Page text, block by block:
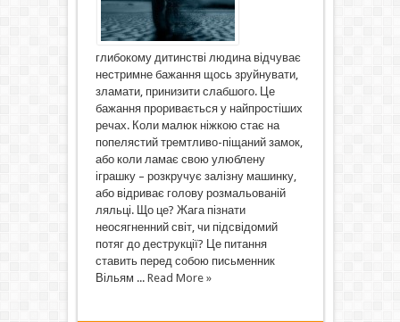
глибокому дитинстві людина відчуває
нестримне бажання щось зруйнувати,
зламати, принизити слабшого. Це
бажання проривається у найпростіших
речах. Коли малюк ніжкою стає на
попелястий тремтливо-піщаний замок,
або коли ламає свою улюблену
іграшку – розкручує залізну машинку,
або відриває голову розмальованій
ляльці. Що це? Жага пізнати
неосягненний світ, чи підсвідомий
потяг до деструкції? Це питання
ставить перед собою письменник
Вільям ... Read More »